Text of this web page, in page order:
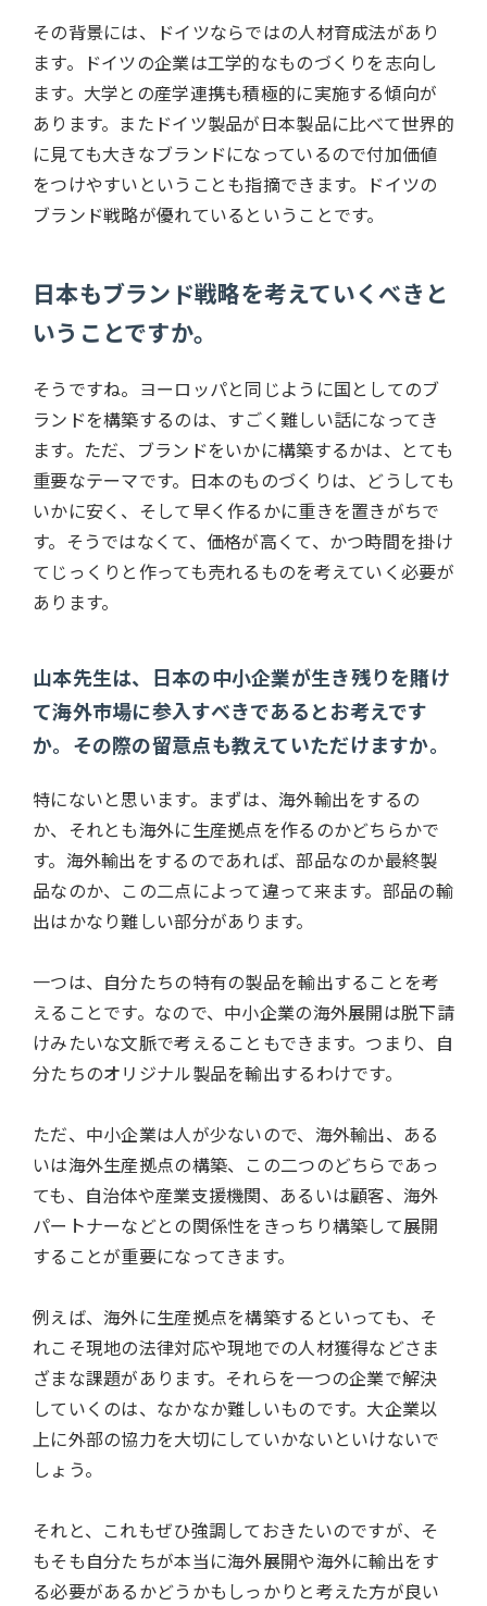
その背景には、ドイツならではの人材育成法があり
ます。ドイツの企業は工学的なものづくりを志向し
ます。大学との産学連携も積極的に実施する傾向が
あります。またドイツ製品が日本製品に比べて世界的
に見ても大きなブランドになっているので付加価値
をつけやすいということも指摘できます。ドイツの
ブランド戦略が優れているということです。
日本もブランド戦略を考えていくべきと
いうことですか。
そうですね。ヨーロッパと同じように国としてのブ
ランドを構築するのは、すごく難しい話になってき
ます。ただ、ブランドをいかに構築するかは、とても
重要なテーマです。日本のものづくりは、どうしても
いかに安く、そして早く作るかに重きを置きがちで
す。そうではなくて、価格が高くて、かつ時間を掛け
てじっくりと作っても売れるものを考えていく必要が
あります。
山本先生は、日本の中小企業が生き残りを賭け
て海外市場に参入すべきであるとお考えです
か。その際の留意点も教えていただけますか。
特にないと思います。まずは、海外輸出をするの
か、それとも海外に生産拠点を作るのかどちらかで
す。海外輸出をするのであれば、部品なのか最終製
品なのか、この二点によって違って来ます。部品の輸
出はかなり難しい部分があります。
一つは、自分たちの特有の製品を輸出することを考
えることです。なので、中小企業の海外展開は脱下請
けみたいな文脈で考えることもできます。つまり、自
分たちのオリジナル製品を輸出するわけです。
ただ、中小企業は人が少ないので、海外輸出、ある
いは海外生産拠点の構築、この二つのどちらであっ
ても、自治体や産業支援機関、あるいは顧客、海外
パートナーなどとの関係性をきっちり構築して展開
することが重要になってきます。
例えば、海外に生産拠点を構築するといっても、そ
れこそ現地の法律対応や現地での人材獲得などさま
ざまな課題があります。それらを一つの企業で解決
していくのは、なかなか難しいものです。大企業以
上に外部の協力を大切にしていかないといけないで
しょう。
それと、これもぜひ強調しておきたいのですが、そ
もそも自分たちが本当に海外展開や海外に輸出をす
る必要があるかどうかもしっかりと考えた方が良い